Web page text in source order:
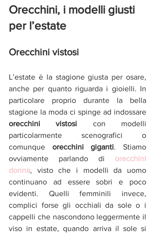
Orecchini, i modelli giusti
per l’estate
Orecchini vistosi
L’estate è la stagione giusta per osare,
anche per quanto riguarda i gioielli. In
particolare proprio durante la bella
orecchini vistosi con modelli
particolarmente scenografici
o
comunque orecchini giganti. Stiamo
ovviamente parlando di orecchini
donna, visto che i modelli da uomo
continuano ad essere sobri e poco
evidenti. Quelli femminili invece,
complici forse gli occhiali da sole o i
cappelli che nascondono leggermente il
viso in estate, quando arriva il sole si